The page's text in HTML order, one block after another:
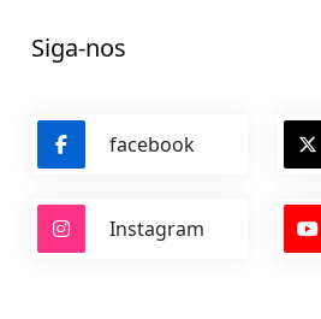
Siga-nos
facebook
Instagram